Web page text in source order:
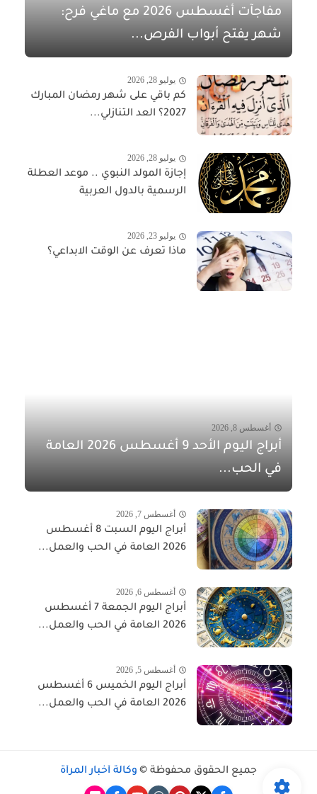
مفاجآت أغسطس 2026 مع ماغي فرح:
شهر يفتح أبواب الفرص...
يوليو 28, 2026
كم باقي على شهر رمضان المبارك
2027؟ العد التنازلي...
يوليو 28, 2026
إجازة المولد النبوي .. موعد العطلة
الرسمية بالدول العربية
يوليو 23, 2026
ماذا تعرف عن الوقت الابداعي؟
أغسطس 8, 2026
أبراج اليوم الأحد 9 أغسطس 2026 العامة
في الحب...
أغسطس 7, 2026
أبراج اليوم السبت 8 أغسطس
2026 العامة في الحب والعمل...
أغسطس 6, 2026
أبراج اليوم الجمعة 7 أغسطس
2026 العامة في الحب والعمل...
أغسطس 5, 2026
أبراج اليوم الخميس 6 أغسطس
2026 العامة في الحب والعمل...
جميع الحقوق محفوظة © وكالة أخبار المرأة